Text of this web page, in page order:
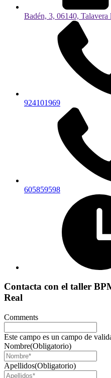
Badén, 3, 06140, Talavera
924101969
605859598
Contacta con el taller
Real
Comments
Este campo es un campo de
Nombre(Obligatorio)
Apellidos(Obligatorio)